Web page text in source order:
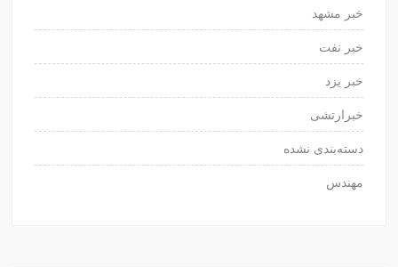
خبر مشهد
خبر نفت
خبر یزد
خبرارتشی
دسته‌بندی نشده
مهندس